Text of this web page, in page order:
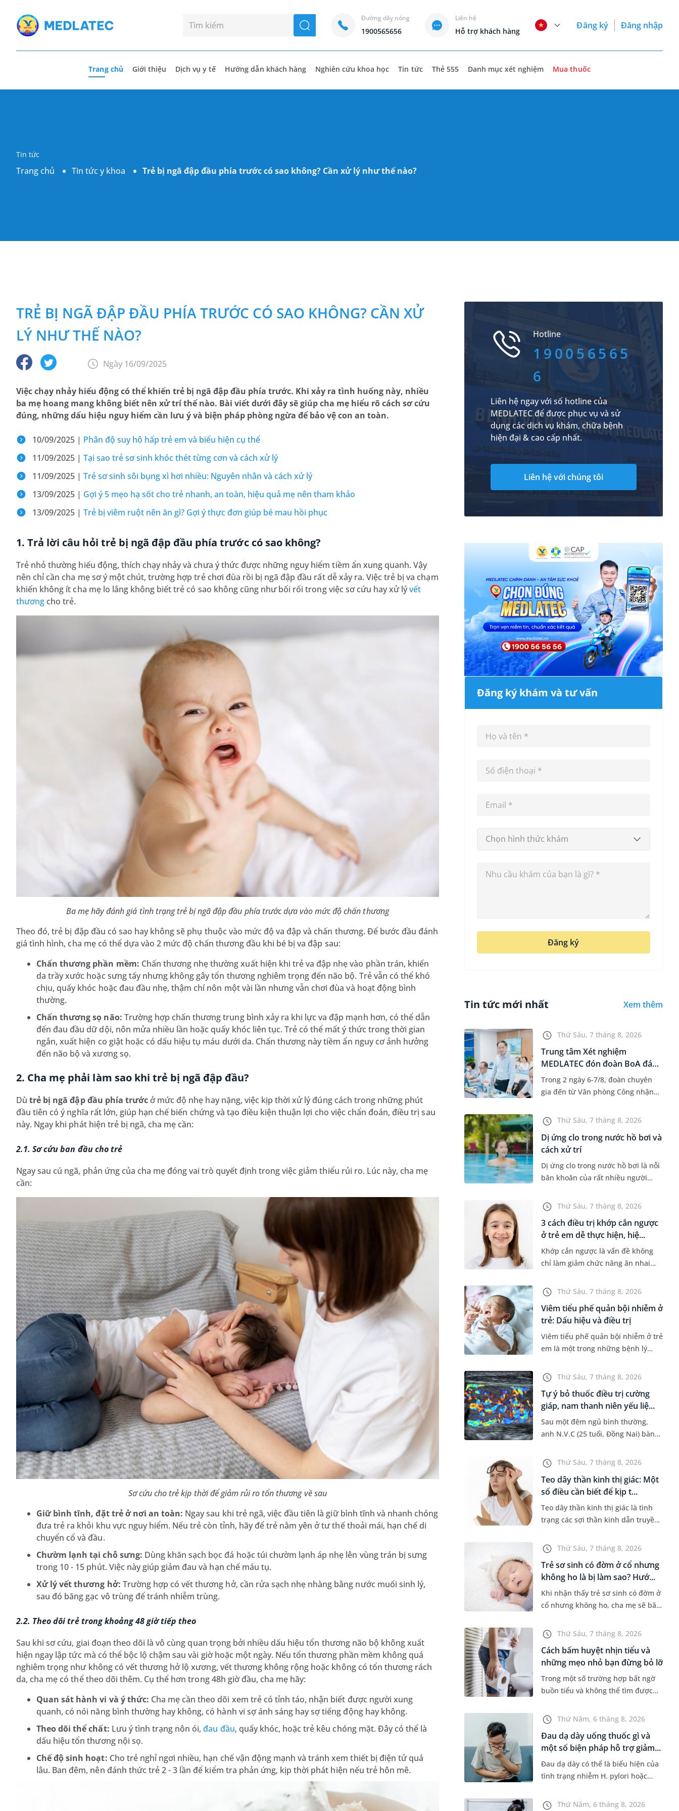
seach
Đường dây nóng
1900565656
Liên hệ
Hỗ trợ khách hàng
Đăng ký Đăng nhập
Trang chủ Giới thiệu Dịch vụ y tế Hướng dẫn khách hàng Nghiên cứu khoa học Tin tức Thẻ 555 Danh mục xét nghiệm Mua thuốc
Tin tức
Trang chủ Tin tức y khoa Trẻ bị ngã đập đầu phía trước có sao không? Cần xử lý như thế nào?
TRẺ BỊ NGÃ ĐẬP ĐẦU PHÍA TRƯỚC CÓ SAO KHÔNG? CẦN XỬ
LÝ NHƯ THẾ NÀO?
Ngày 16/09/2025
Việc chạy nhảy hiếu động có thể khiến trẻ bị ngã đập đầu phía trước. Khi xảy ra tình huống này, nhiều
ba mẹ hoang mang không biết nên xử trí thế nào. Bài viết dưới đây sẽ giúp cha mẹ hiểu rõ cách sơ cứu
đúng, những dấu hiệu nguy hiểm cần lưu ý và biện pháp phòng ngừa để bảo vệ con an toàn.
10/09/2025 | Phân độ suy hô hấp trẻ em và biểu hiện cụ thể
11/09/2025 | Tại sao trẻ sơ sinh khóc thét từng cơn và cách xử lý
11/09/2025 | Trẻ sơ sinh sôi bụng xì hơi nhiều​: Nguyên nhân và cách xử lý
13/09/2025 | Gợi ý 5 mẹo hạ sốt cho trẻ nhanh, an toàn, hiệu quả mẹ nên tham khảo
13/09/2025 | Trẻ bị viêm ruột nên ăn gì? Gợi ý thực đơn giúp bé mau hồi phục
1. Trả lời câu hỏi trẻ bị ngã đập đầu phía trước có sao không?
Trẻ nhỏ thường hiếu động, thích chạy nhảy và chưa ý thức được những nguy hiểm tiềm ẩn xung quanh. Vậy
nên chỉ cần cha mẹ sơ ý một chút, trường hợp trẻ chơi đùa rồi bị ngã đập đầu rất dễ xảy ra. Việc trẻ bị va chạm
khiến không ít cha mẹ lo lắng không biết trẻ có sao không cũng như bối rối trong việc sơ cứu hay xử lývết
thương cho trẻ.
Ba mẹ hãy đánh giá tình trạng trẻ bị ngã đập đầu phía trước dựa vào mức độ chấn thương
Theo đó, trẻ bị đập đầu có sao hay không sẽ phụ thuộc vào mức độ va đập và chấn thương. Để bước đầu đánh
giá tình hình, cha mẹ có thể dựa vào 2 mức độ chấn thương đầu khi bé bị va đập sau:
Chấn thương phần mềm: Chấn thương nhẹ thường xuất hiện khi trẻ va đập nhẹ vào phần trán, khiến
da trầy xước hoặc sưng tấy nhưng không gây tổn thương nghiêm trọng đến não bộ. Trẻ vẫn có thể khó
chịu, quấy khóc hoặc đau đầu nhẹ, thậm chí nôn một vài lần nhưng vẫn chơi đùa và hoạt động bình
thường.
Chấn thương sọ não: Trường hợp chấn thương trung bình xảy ra khi lực va đập mạnh hơn, có thể dẫn
đến đau đầu dữ dội, nôn mửa nhiều lần hoặc quấy khóc liên tục. Trẻ có thể mất ý thức trong thời gian
ngắn, xuất hiện co giật hoặc có dấu hiệu tụ máu dưới da. Chấn thương này tiềm ẩn nguy cơ ảnh hưởng
đến não bộ và xương sọ.
2. Cha mẹ phải làm sao khi trẻ bị ngã đập đầu?
Dù trẻ bị ngã đập đầu phía trước ở mức độ nhẹ hay nặng, việc kịp thời xử lý đúng cách trong những phút
đầu tiên có ý nghĩa rất lớn, giúp hạn chế biến chứng và tạo điều kiện thuận lợi cho việc chẩn đoán, điều trị sau
này. Ngay khi phát hiện trẻ bị ngã, cha mẹ cần:
2.1. Sơ cứu ban đầu cho trẻ
Ngay sau cú ngã, phản ứng của cha mẹ đóng vai trò quyết định trong việc giảm thiểu rủi ro. Lúc này, cha mẹ
cần:
Sơ cứu cho trẻ kịp thời để giảm rủi ro tổn thương về sau
Giữ bình tĩnh, đặt trẻ ở nơi an toàn: Ngay sau khi trẻ ngã, việc đầu tiên là giữ bình tĩnh và nhanh chóng
đưa trẻ ra khỏi khu vực nguy hiểm. Nếu trẻ còn tỉnh, hãy để trẻ nằm yên ở tư thế thoải mái, hạn chế di
chuyển cổ và đầu.
Chườm lạnh tại chỗ sưng: Dùng khăn sạch bọc đá hoặc túi chườm lạnh áp nhẹ lên vùng trán bị sưng
trong 10 - 15 phút. Việc này giúp giảm đau và hạn chế máu tụ.
Xử lý vết thương hở: Trường hợp có vết thương hở, cần rửa sạch nhẹ nhàng bằng nước muối sinh lý,
sau đó băng gạc vô trùng để tránh nhiễm trùng.
2.2. Theo dõi trẻ trong khoảng 48 giờ tiếp theo
Sau khi sơ cứu, giai đoạn theo dõi là vô cùng quan trọng bởi nhiều dấu hiệu tổn thương não bộ không xuất
hiện ngay lập tức mà có thể bộc lộ chậm sau vài giờ hoặc một ngày. Nếu tổn thương phần mềm không quá
nghiêm trọng như không có vết thương hở lộ xương, vết thương không rộng hoặc không có tổn thương rách
da, cha mẹ có thể theo dõi thêm. Cụ thể hơn trong 48h giờ đầu, cha mẹ hãy:
Quan sát hành vi và ý thức: Cha mẹ cần theo dõi xem trẻ có tỉnh táo, nhận biết được người xung
quanh, có nói năng bình thường hay không, có hành vi sợ ánh sáng hay sợ tiếng động hay không.
Theo dõi thể chất: Lưu ý tình trạng nôn ói,đau đầu, quấy khóc, hoặc trẻ kêu chóng mặt. Đây có thể là
dấu hiệu tổn thương nội sọ.
Chế độ sinh hoạt: Cho trẻ nghỉ ngơi nhiều, hạn chế vận động mạnh và tránh xem thiết bị điện tử quá
lâu. Ban đêm, nên đánh thức trẻ 2 - 3 lần để kiểm tra phản ứng, kịp thời phát hiện nếu trẻ hôn mê.
Hotline
190056565
6
Liên hệ ngay với số hotline của
MEDLATEC để được phục vụ và sử
dụng các dịch vụ khám, chữa bệnh
hiện đại & cao cấp nhất.
Liên hệ với chúng tôi
Đăng ký khám và tư vấn
Chọn hình thức khám
Đăng ký
Tin tức mới nhất Xem thêm
Thứ Sáu, 7 tháng 8, 2026
Trung tâm Xét nghiệm
MEDLATEC đón đoàn BoA đánh
giá giám...
Trong 2 ngày 6-7/8, đoàn chuyên
gia đến từ Văn phòng Công nhận
nhận và đánh giá cao nỗ lực duy trì
hệ thống quản lý chất lượ...
Thứ Sáu, 7 tháng 8, 2026
Dị ứng clo trong nước hồ bơi và
cách xử trí
Dị ứng clo trong nước hồ bơi là nỗi
băn khoăn của rất nhiều người
trường hợp thường xuyên bơi ở
những hồ bơi nhân tạo. Bài v...
Thứ Sáu, 7 tháng 8, 2026
3 cách điều trị khớp cắn ngược
ở trẻ em dễ thực hiện, hiệ...
Khớp cắn ngược là vấn đề không
chỉ làm giảm chức năng ăn nhai
đối của khuôn mặt. Do đó, cần khắc
phục sớm tình trạng này để...
Thứ Sáu, 7 tháng 8, 2026
Viêm tiểu phế quản bội nhiễm ở
trẻ: Dấu hiệu và điều trị
Viêm tiểu phế quản bội nhiễm ở trẻ
em là một trong những bệnh lý
bùng phát vào thời điểm giao mùa.
Khi những tổn thương ban đầ...
Thứ Sáu, 7 tháng 8, 2026
Tự ý bỏ thuốc điều trị cường
giáp, nam thanh niên yếu liệ...
Sau một đêm ngủ bình thường,
anh N.V.C (25 tuổi, Đồng Nai) bàng
không thể vận động đi lại được. Kết
quả thăm khám tại Phòng...
Thứ Sáu, 7 tháng 8, 2026
Teo dây thần kinh thị giác: Một
số điều cần biết để kịp t...
Teo dây thần kinh thị giác là tình
trạng các sợi thần kinh dẫn truyền
thương và dần mất đi chức năng
hoạt động. Nếu điều trị m...
Thứ Sáu, 7 tháng 8, 2026
Trẻ sơ sinh có đờm ở cổ nhưng
không ho là bị làm sao? Hướ...
Khi nhận thấy trẻ sơ sinh có đờm ở
cổ nhưng không ho, cha mẹ sẽ băn
đường hô hấp hay không. Những
chia sẻ dưới đây sẽ giúp ch...
Thứ Sáu, 7 tháng 8, 2026
Cách bấm huyệt nhịn tiểu và
những mẹo nhỏ bạn đừng bỏ lỡ
Trong một số trường hợp bất ngờ
buồn tiểu và không thể tìm được
dụng phương pháp bấm huyệt
nhịn tiểu. Vậy cách bấm huyệt
nhịn...
Thứ Năm, 6 tháng 8, 2026
Đau dạ dày uống thuốc gì và
một số biện pháp hỗ trợ giảm...
Đau dạ dày có thể là biểu hiện của
tình trạng nhiễm H. pylori hoặc
Dựa theo nguyên nhân cụ thể, bác
Thứ Năm, 6 tháng 8, 2026